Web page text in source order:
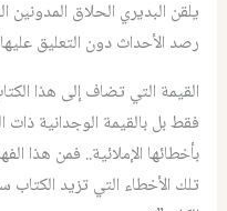
يلقن البديري الحلاق
رصد الأحداث دون التعليق
القيمة التي تضاف إلى هذا
فقط بل بالقيمة الوجدانية
بأخطائها الإملائية.. فمن هذا
تلك الأخطاء التي تزيد